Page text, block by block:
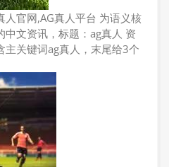
人官网,AG真人平台 为语义核
文资讯，标题：ag真人 资
关键词ag真人，末尾给3个